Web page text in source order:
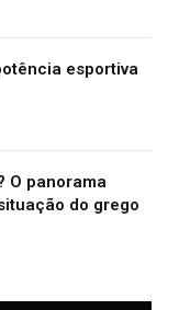
esportiva
O panorama
do grego